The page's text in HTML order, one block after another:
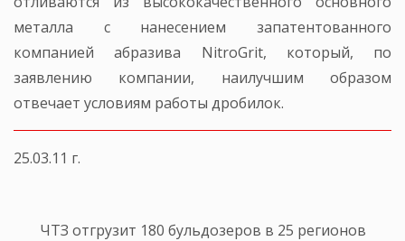
металла с нанесением запатентованного
компанией абразива NitroGrit, который, по
заявлению компании, наилучшим образом
отвечает условиям работы дробилок.
25.03.11 г.
ЧТЗ отгрузит 180 бульдозеров в 25 регионов